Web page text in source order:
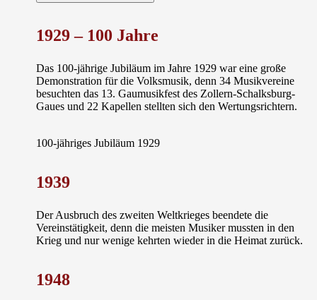
1929 – 100 Jahre
Das 100-jährige Jubiläum im Jahre 1929 war eine große
Demonstration für die Volksmusik, denn 34 Musikvereine
besuchten das 13. Gaumusikfest des Zollern-Schalksburg-
Gaues und 22 Kapellen stellten sich den Wertungsrichtern.
100-jähriges Jubiläum 1929
1939
Der Ausbruch des zweiten Weltkrieges beendete die
Vereinstätigkeit, denn die meisten Musiker mussten in den
Krieg und nur wenige kehrten wieder in die Heimat zurück.
1948